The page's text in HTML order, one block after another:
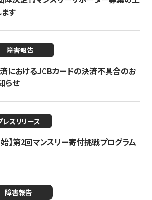
す
障害報告
におけるJCBカードの決済不具合のお
らせ
レスリリース
】第2回マンスリー寄付挑戦プログラム
障害報告